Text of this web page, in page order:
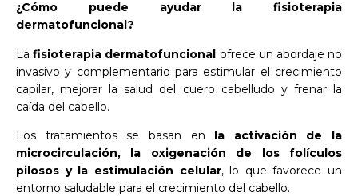
¿Cómo puede ayudar la fisioterapia
dermatofuncional?
Lafisioterapia dermatofuncional ofrece un abordaje no
invasivo y complementario para estimular el crecimiento
capilar, mejorar la salud del cuero cabelludo y frenar la
caída del cabello.
Los tratamientos se basan en la activación de la
microcirculación, la oxigenación de los folículos
pilosos y la estimulación celular, lo que favorece un
entorno saludable para el crecimiento del cabello.